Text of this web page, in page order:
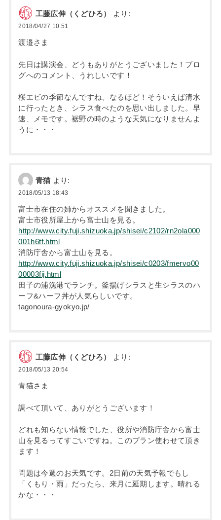
工藤広伸（くどひろ） より:
2018/04/27 10:51
渡邉さま
先日は講演会、どうもありがとうございました！ブロ
グへのコメント、うれしいです！
桜エビの季節なんですね、なるほど！そういえば清水
に行ったとき、シラス食べたのを思い出しました。早
速、メモです。裾野の時のような天気になりませんよ
うに・・・
青猫 より:
2018/05/13 18:43
富士市在住の姉からオススメを聞きました。
富士市役所屋上から富士山を見る。
http://www.city.fuji.shizuoka.jp/shisei/c2102/rn2ola000
001h6tf.html
消防庁舎から富士山を見る。
http://www.city.fuji.shizuoka.jp/shisei/c0203/fmervo00
00003fij.html
田子の浦漁港でランチ。釜揚げシラスと生シラスのハ
ーフ&ハーフ丼が人気らしいです。
tagonoura-gyokyo.jp/
工藤広伸（くどひろ） より:
2018/05/13 20:54
青猫さま
調べて頂いて、ありがとうございます！
どれも知らない情報でした、役所や消防庁舎から富士
山を見るってすごいですね。このプラン使わせて頂き
ます！
問題は今週のお天気です。2日前の天気予報でもし
「くもり・雨」だったら、来月に延期します。晴れる
かな・・・